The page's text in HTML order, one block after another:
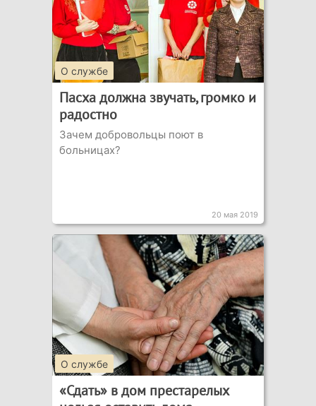
О службе
Пасха должна звучать, громко и
радостно
Зачем добровольцы поют в
больницах?
20 мая 2019
О службе
«Сдать» в дом престарелых